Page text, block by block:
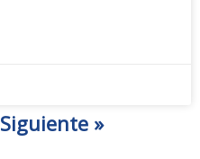
Siguiente »